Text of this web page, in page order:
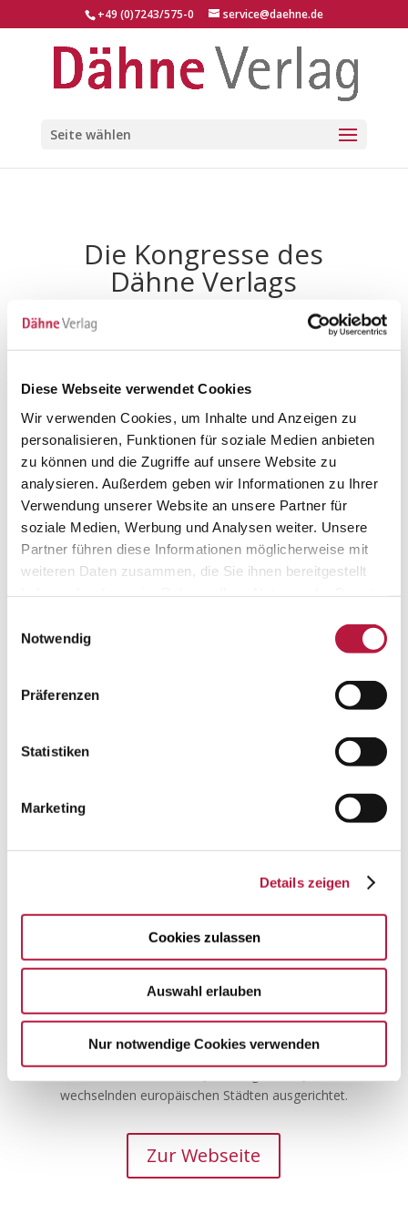
Diese Webseite verwendet Cookies
Wir verwenden Cookies, um Inhalte und Anzeigen zu
personalisieren, Funktionen für soziale Medien anbieten
zu können und die Zugriffe auf unsere Website zu
analysieren. Außerdem geben wir Informationen zu Ihrer
Verwendung unserer Website an unsere Partner für
soziale Medien, Werbung und Analysen weiter. Unsere
Partner führen diese Informationen möglicherweise mit
weiteren Daten zusammen, die Sie ihnen bereitgestellt
Cookies, wenn Sie unsere Webseite weiterhin nutzen.
Notwendig
Präferenzen
Statistiken
Marketing
Details zeigen
Cookies zulassen
Auswahl erlauben
Nur notwendige Cookies verwenden
+49 (0)7243/575-0 service@daehne.de
Seite wählen
Die Kongresse des
Dähne Verlags
Der Kongress findet alle 2 Jahre in ungeraden Jahren an
International Pet Conference
wechselnden europäischen Städten ausgerichtet.
Zur Webseite